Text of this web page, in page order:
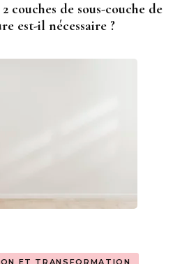
couches de sous-couche de
est-il nécessaire ?